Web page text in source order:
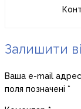
Залишити
Ваша e-mail
поля позначені *